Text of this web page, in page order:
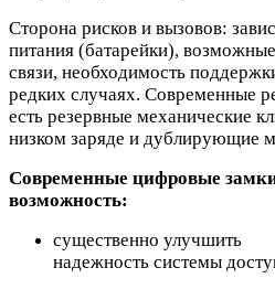
Сторона рисков и вызовов:
питания (батарейки),
связи, необходимость
редких случаях. Современные
есть резервные механические
низком заряде и дублирующие
Современные цифровые
возможность:
существенно улучшить
надежность системы